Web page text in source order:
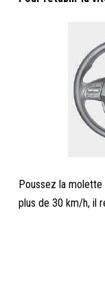
Poussez la molette
plus de 30 km/h, il